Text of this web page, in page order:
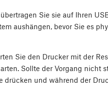
Sie sie auf Ihren
aushängen, bevor Sie es
Sie den Drucker mit der
Sollte der Vorgang nicht
drücken und während der